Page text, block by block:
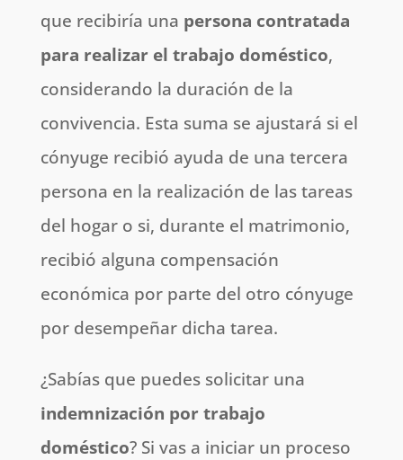
que recibiría una persona contratada
para realizar el trabajo doméstico,
considerando la duración de la
convivencia. Esta suma se ajustará si el
cónyuge recibió ayuda de una tercera
persona en la realización de las tareas
del hogar o si, durante el matrimonio,
recibió alguna compensación
económica por parte del otro cónyuge
por desempeñar dicha tarea.
¿Sabías que puedes solicitar una
indemnización por trabajo
doméstico? Si vas a iniciar un proceso